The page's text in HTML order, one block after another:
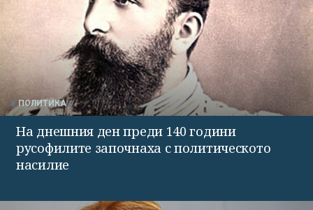
ПОЛИТИКА
На днешния ден преди 140 години
русофилите започнаха с политическото
насилие